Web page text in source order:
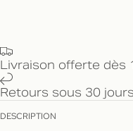
Livraison offerte dès
Retours sous 30 jours
DESCRIPTION